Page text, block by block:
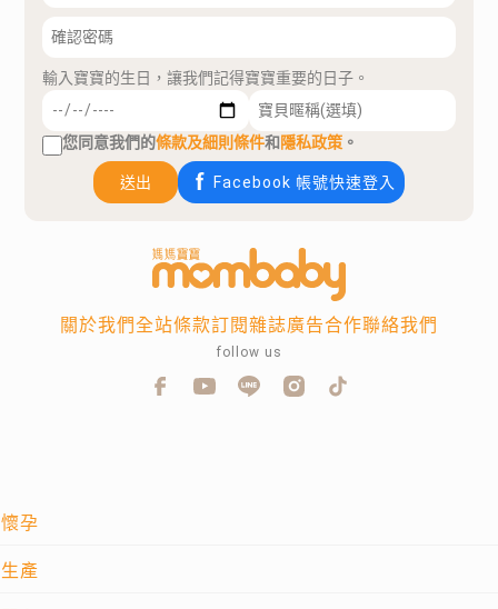
輸入寶寶的生日，讓我們記得寶寶重要的日子。
您同意我們的條款及細則條件和隱私政策 。
送出 Facebook 帳號快速登入
懷孕
生產
關於我們全站條款訂閱雜誌廣告合作聯絡我們
follow us